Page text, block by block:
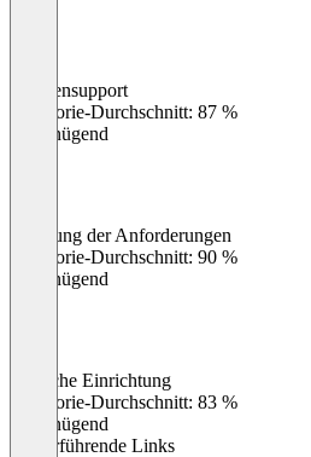
Kundensupport
Kategorie-Durchschnitt: 87 %
Ungenügend
Erfüllung der Anforderungen
Kategorie-Durchschnitt: 90 %
Ungenügend
Einfache Einrichtung
Kategorie-Durchschnitt: 83 %
Ungenügend
Weiterführende Links